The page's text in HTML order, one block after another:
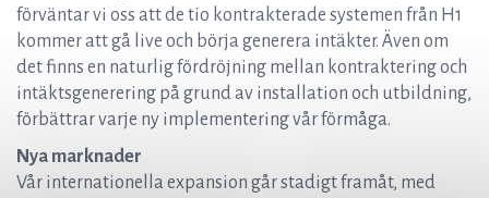
förväntar vi oss att de tio kontrakterade systemen från H1
kommer att gå live och börja generera intäkter. Även om
det finns en naturlig fördröjning mellan kontraktering och
intäktsgenerering på grund av installation och utbildning,
förbättrar varje ny implementering vår förmåga.
Nya marknader
Vår internationella expansion går stadigt framåt, med